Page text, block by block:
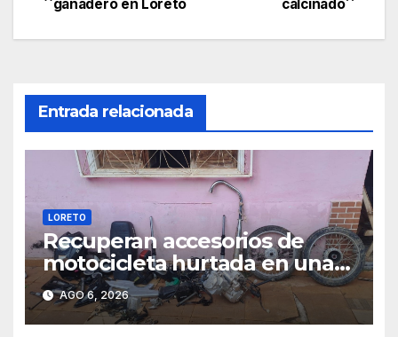
de
calcinado
ganadero en Loreto
Entrada relacionada
LORETO
Recuperan accesorios de
motocicleta hurtada en una
zona boscosa de Loreto
AGO 6, 2026